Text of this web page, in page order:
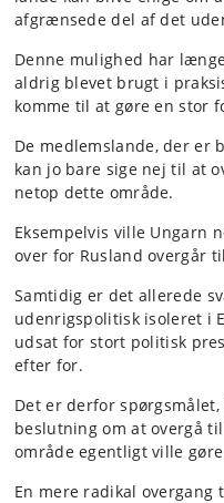
afgrænsede del af det
Denne mulighed har
aldrig blevet brugt i
komme til at gøre en stor
De medlemslande, der er
kan jo bare sige nej til at
netop dette område.
Eksempelvis ville Ungarn
over for Rusland overgår
Samtidig er det allerede
udenrigspolitisk isoleret i
udsat for stort politisk
efter for.
Det er derfor
beslutning om at overgå
område egentligt ville
En mere radikal